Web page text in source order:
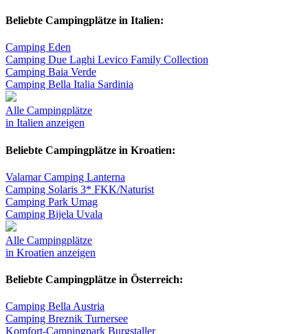
Beliebte Campingplätze in Italien:
Camping Eden
Camping Due Laghi Levico Family Collection
Camping Baia Verde
Camping Bella Italia Sardinia
Alle Campingplätze
in Italien anzeigen
Beliebte Campingplätze in Kroatien:
Valamar Camping Lanterna
Camping Solaris 3* FKK/Naturist
Camping Park Umag
Camping Bijela Uvala
Alle Campingplätze
in Kroatien anzeigen
Beliebte Campingplätze in Österreich:
Camping Bella Austria
Camping Breznik Turnersee
Komfort-Campingpark Burgstaller